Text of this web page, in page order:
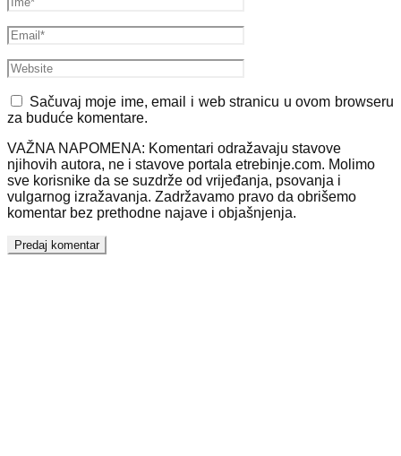
Sačuvaj moje ime, email i web stranicu u ovom browseru
za buduće komentare.
VAŽNA NAPOMENA: Komentari odražavaju stavove
njihovih autora, ne i stavove portala etrebinje.com. Molimo
sve korisnike da se suzdrže od vrijeđanja, psovanja i
vulgarnog izražavanja. Zadržavamo pravo da obrišemo
komentar bez prethodne najave i objašnjenja.